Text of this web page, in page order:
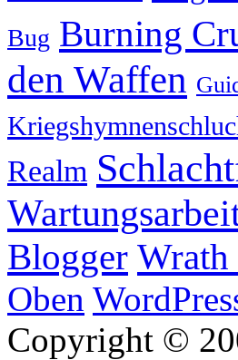
Bug Burning
den Waffen
Realm
Blogger
Oben
Copyright ©